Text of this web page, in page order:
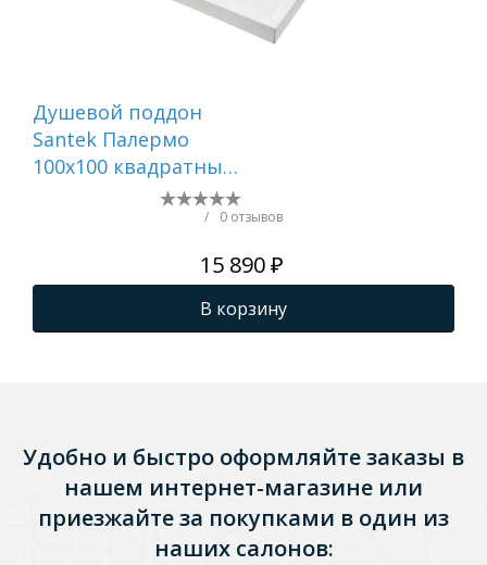
Душевой поддон
Santek Палермо
100х100 квадратный
белый 1WH501807
/ 0 отзывов
15 890 ₽
В корзину
Удобно и быстро оформляйте заказы в
нашем интернет-магазине или
приезжайте за покупками в один из
наших салонов: